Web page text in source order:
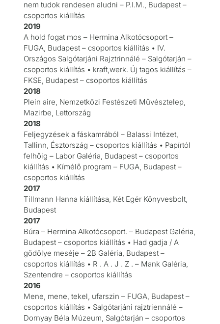
nem tudok rendesen aludni – P.I.M., Budapest –
csoportos kiállítás
2019
A hold fogat mos – Hermina Alkotócsoport –
FUGA, Budapest – csoportos kiállítás • IV.
Országos Salgótarjáni Rajztrinnálé – Salgótarján –
csoportos kiállítás • kraft,werk. Új tagos kiállítás –
FKSE, Budapest – csoportos kiállítás
2018
Plein aire, Nemzetközi Festészeti Művésztelep,
Mazirbe, Lettország
2018
Feljegyzések a fáskamrából – Balassi Intézet,
Tallinn, Észtország – csoportos kiállítás • Papírtól
felhőig – Labor Galéria, Budapest – csoportos
kiállítás • Kímélő program – FUGA, Budapest –
csoportos kiállítás
2017
Tillmann Hanna kiállítása, Két Egér Könyvesbolt,
Budapest
2017
Búra – Hermina Alkotócsoport. – Budapest Galéria,
Budapest – csoportos kiállítás • Had gadja / A
gödölye meséje – 2B Galéria, Budapest –
csoportos kiállítás • R . A . J . Z . – Mank Galéria,
Szentendre – csoportos kiállítás
2016
Mene, mene, tekel, ufarszin – FUGA, Budapest –
csoportos kiállítás • Salgótarjáni rajztriennálé –
Dornyay Béla Múzeum, Salgótarján – csoportos